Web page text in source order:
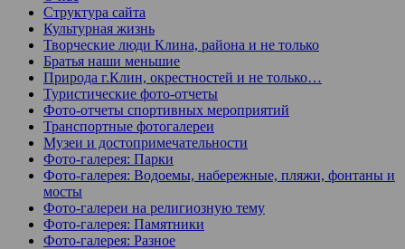
Структура сайта
Культурная жизнь
Творческие люди Клина, района и не только
Братья наши меньшие
Природа г.Клин, окрестностей и не только…
Туристические фото-отчеты
Фото-отчеты спортивных мероприятий
Транспортные фотогалереи
Музеи и достопримечательности
Фото-галерея: Парки
Фото-галерея: Водоемы, набережные, пляжи, фонтаны и
мосты
Фото-галереи на религиозную тему
Фото-галерея: Памятники
Фото-галерея: Разное